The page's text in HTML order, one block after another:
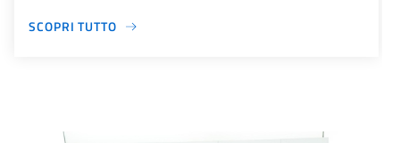
SCOPRI TUTTO